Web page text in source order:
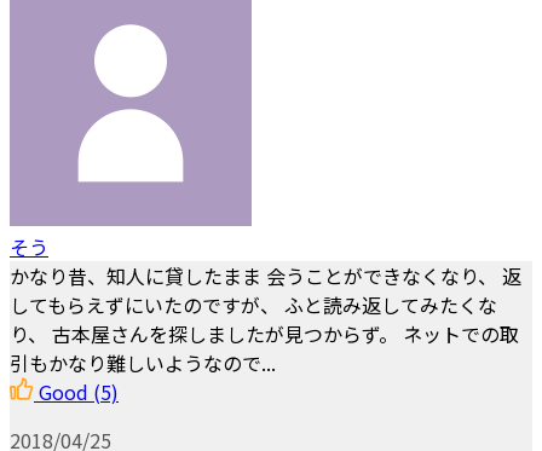
そう
かなり昔、知人に貸したまま 会うことができなくなり、 返
してもらえずにいたのですが、 ふと読み返してみたくな
り、 古本屋さんを探しましたが見つからず。 ネットでの取
引もかなり難しいようなので...
Good (5)
2018/04/25